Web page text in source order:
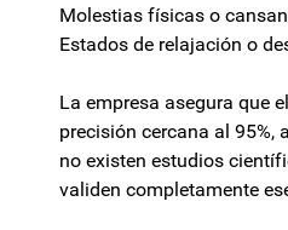
Molestias físicas o
Estados de relajación o
La empresa asegura que
precisión cercana al 95%,
no existen estudios
validen completamente